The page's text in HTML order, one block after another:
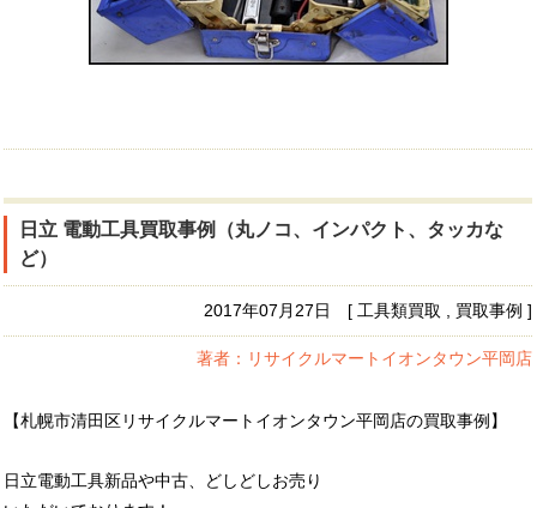
日立 電動工具買取事例（丸ノコ、インパクト、タッカな
ど）
2017年07月27日 [ 工具類買取 , 買取事例 ]
著者：リサイクルマートイオンタウン平岡店
【札幌市清田区リサイクルマートイオンタウン平岡店の買取事例】
日立電動工具新品や中古、どしどしお売り